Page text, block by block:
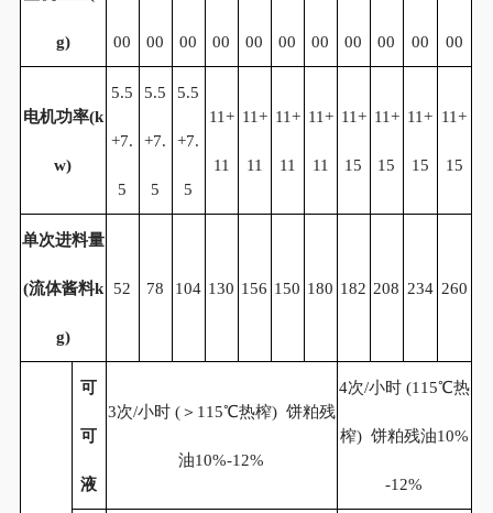
g) 00 00 00 00 00 00 00 00 00 00 00
电机功率(k
w)
5.5
+7.
5
5.5
+7.
5
5.5
+7.
5
11+
11
11+
11
11+
11
11+
11
11+
15
11+
15
11+
15
11+
15
单次进料量
(流体酱料k
g)
52 78 104 130 156 150 180 182 208 234 260
可
可
液
3次/小时 (＞115℃热榨) 饼粕残
油10%-12%
4次/小时 (115℃热
榨) 饼粕残油10%
-12%